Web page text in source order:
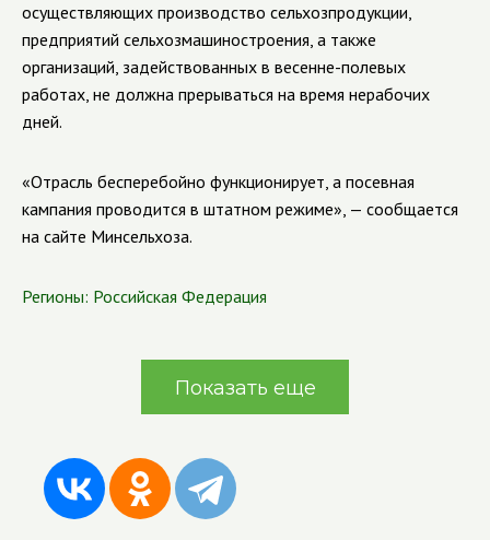
осуществляющих производство сельхозпродукции,
предприятий сельхозмашиностроения, а также
организаций, задействованных в весенне-полевых
работах, не должна прерываться на время нерабочих
дней.
«Отрасль бесперебойно функционирует, а посевная
кампания проводится в штатном режиме», — сообщается
на сайте Минсельхоза.
Регионы: Российская Федерация
Показать еще